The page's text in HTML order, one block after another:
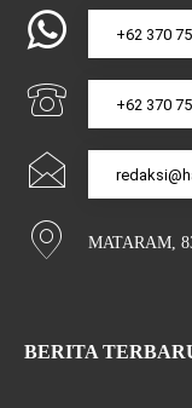
+62 370
+62 370
MATARAM,
BERITA